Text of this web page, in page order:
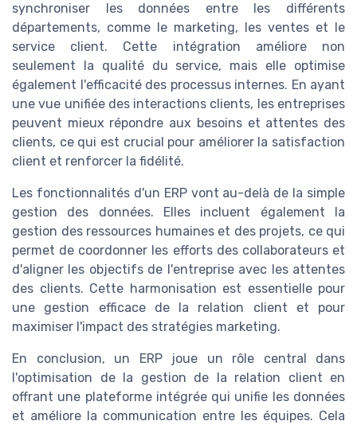
synchroniser les données entre les différents
départements, comme le marketing, les ventes et le
service client. Cette intégration améliore non
seulement la qualité du service, mais elle optimise
également l'efficacité des processus internes. En ayant
une vue unifiée des interactions clients, les entreprises
peuvent mieux répondre aux besoins et attentes des
clients, ce qui est crucial pour améliorer la satisfaction
client et renforcer la fidélité.
Les fonctionnalités d'un ERP vont au-delà de la simple
gestion des données. Elles incluent également la
gestion des ressources humaines et des projets, ce qui
permet de coordonner les efforts des collaborateurs et
d'aligner les objectifs de l'entreprise avec les attentes
des clients. Cette harmonisation est essentielle pour
une gestion efficace de la relation client et pour
maximiser l'impact des stratégies marketing.
En conclusion, un ERP joue un rôle central dans
l'optimisation de la gestion de la relation client en
offrant une plateforme intégrée qui unifie les données
et améliore la communication entre les équipes. Cela